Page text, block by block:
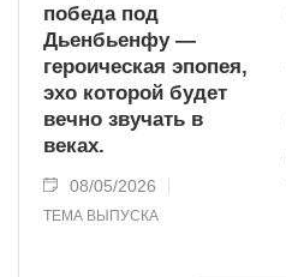
победа под
Дьенбьенфу —
героическая эпопея,
эхо которой будет
вечно звучать в
веках.
08/05/2026
ТЕМА ВЫПУСКА